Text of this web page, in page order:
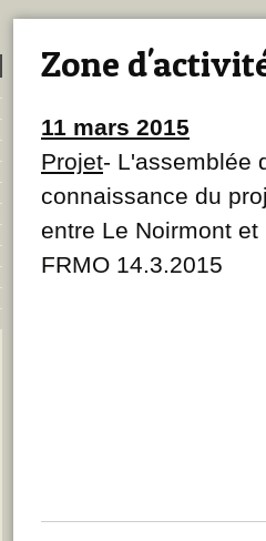
Zone
11 mars 2015
Projet- L'assemblée
connaissance du
entre Le Noirmont
FRMO 14.3.2015